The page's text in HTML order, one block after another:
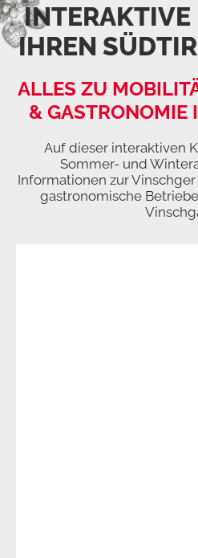
INTERAKTIVE
IHREN
ALLES ZU
& GASTRONOMIE
Auf dieser interaktiven
Sommer- und
Informationen zur
gastronomische